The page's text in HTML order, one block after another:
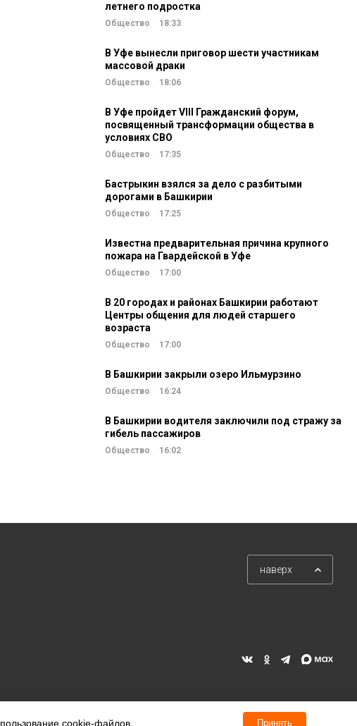
летнего подростка
Общество 18:33
В Уфе вынесли приговор шести участникам
массовой драки
Общество 18:06
В Уфе пройдет VIII Гражданский форум,
посвященный трансформации общества в
условиях СВО
Общество 17:35
Бастрыкин взялся за дело с разбитыми
дорогами в Башкирии
Общество 17:25
Известна предварительная причина крупного
пожара на Гвардейской в Уфе
Общество 17:00
В 20 городах и районах Башкирии работают
Центры общения для людей старшего
возраста
Общество 17:00
В Башкирии закрыли озеро Ильмурзино
Общество 16:24
В Башкирии водителя заключили под стражу за
гибель пассажиров
Общество 16:02
наверх
cookie-файлов. Принять